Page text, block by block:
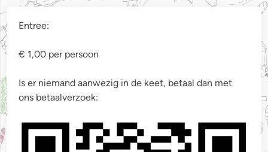
Entree:
€ 1,00 per persoon
Is er niemand aanwezig in de keet, betaal dan met
ons betaalverzoek: